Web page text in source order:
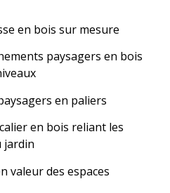
en bois sur mesure
paysagers en bois
en paliers
en bois reliant les
jardin
valeur des espaces